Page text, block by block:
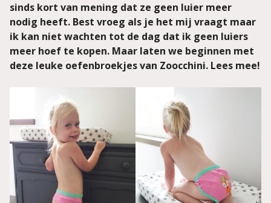
sinds kort van mening dat ze geen luier meer
nodig heeft. Best vroeg als je het mij vraagt maar
ik kan niet wachten tot de dag dat ik geen luiers
meer hoef te kopen. Maar laten we beginnen met
deze leuke oefenbroekjes van Zoocchini. Lees mee!